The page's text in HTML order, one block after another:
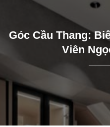
Góc Cầu Thang:
Viên